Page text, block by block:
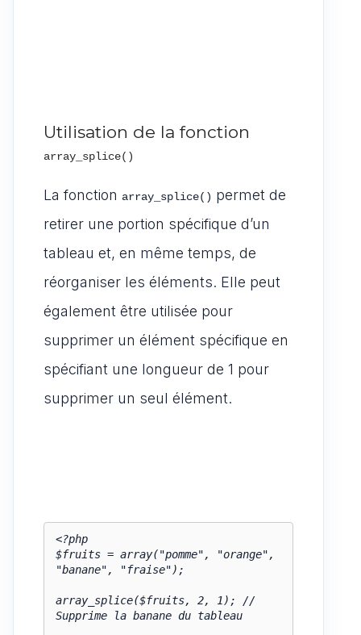
Utilisation de la fonction
array_splice()
La fonction array_splice() permet de
retirer une portion spécifique d’un
tableau et, en même temps, de
réorganiser les éléments. Elle peut
également être utilisée pour
supprimer un élément spécifique en
spécifiant une longueur de 1 pour
supprimer un seul élément.
<?php
$fruits = array("pomme", "orange",
"banane", "fraise");
array_splice($fruits, 2, 1); //
Supprime la banane du tableau